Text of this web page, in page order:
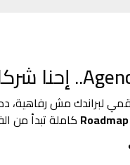
لبراندك مش
Roadmap كاملة تبدأ من